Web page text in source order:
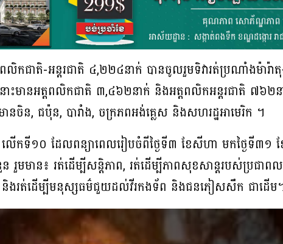
លិកជាតិ-អន្ដរជាតិ ៤,២២៤នាក់ បានចូលរួមទិវារត់ប្រណាំងម៉ារ៉
ងនោះមានអត្តពលិកជាតិ ៣,៤៦២នាក់ និងអត្តពលិកអន្ដរជាតិ
នចិន, ជប៉ុន, បារាំង, ចក្រភពអង់គ្លេស និងសហរដ្ឋអាមេរិក ។
លើកទី១០ ដែលពន្យាពេលរៀបចំពីថ្ងៃទី៣ ខែសីហា មកថ្ងៃទី៣១
ាន៖ រត់ដើម្បីសន្ដិភាព, រត់ដើម្បីភាពសុខសាន្តរបស់ប្រជាពលរដ្ឋ
និងរត់ដើម្បីមនុស្សធម៌ជួយដល់វីរកងទ័ព និងជនភៀសសឹក ជាដើ